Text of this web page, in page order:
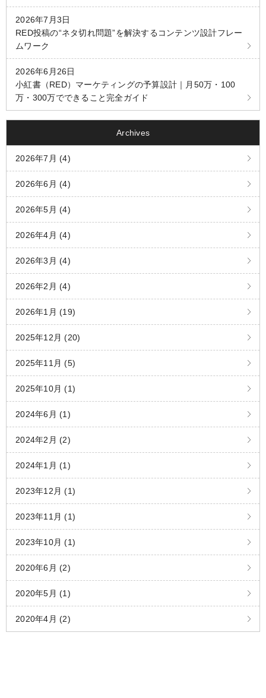
2026年7月3日
RED投稿の“ネタ切れ問題”を解決するコンテンツ設計フレー
ムワーク
2026年6月26日
小紅書（RED）マーケティングの予算設計｜月50万・100
万・300万でできること完全ガイド
Archives
2026年7月 (4)
2026年6月 (4)
2026年5月 (4)
2026年4月 (4)
2026年3月 (4)
2026年2月 (4)
2026年1月 (19)
2025年12月 (20)
2025年11月 (5)
2025年10月 (1)
2024年6月 (1)
2024年2月 (2)
2024年1月 (1)
2023年12月 (1)
2023年11月 (1)
2023年10月 (1)
2020年6月 (2)
2020年5月 (1)
2020年4月 (2)